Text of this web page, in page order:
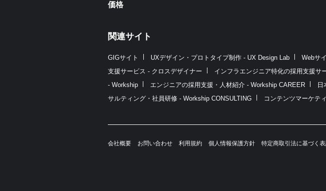
価格
関連サイト
GIGサイト UXデザイン・プロトタイプ制作 - UX Design Lab Webサ
支援サービス - クロスデザイナー
インフラエンジニア特化の採用支援サ
- Workship
エンジニアの採用支援・人材紹介 - Workship CAREER
サルティング・社員研修 - Workship CONSULTING
コンテンツマーケテ
会社概要 お問い合わせ 利用規約 個人情報保護方針 特定商取引法に基づく